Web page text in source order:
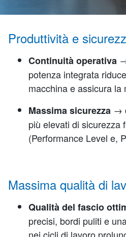
Produttività e
Continuità operativa
potenza integrata
macchina e assicura la
Massima sicurezza →
più elevati di sicurezza
(Performance Level e,
Massima qualità di
Qualità del fascio
precisi, bordi puliti e
nei cicli di lavoro